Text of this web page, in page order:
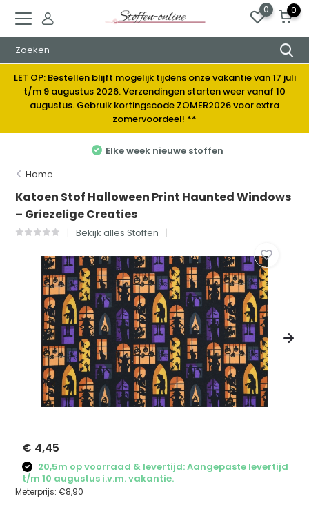
0 0
LET OP: Bestellen blijft mogelijk tijdens onze vakantie van 17 juli
t/m 9 augustus 2026. Verzendingen starten weer vanaf 10
augustus. Gebruik kortingscode ZOMER2026 voor extra
zomervoordeel! **
Elke week nieuwe stoffen
Home
Katoen Stof Halloween Print Haunted Windows
– Griezelige Creaties
Bekijk alles Stoffen
€ 4,45
20,5m op voorraad & levertijd: Aangepaste levertijd
t/m 10 augustus i.v.m. vakantie.
Meterprijs:€8,90